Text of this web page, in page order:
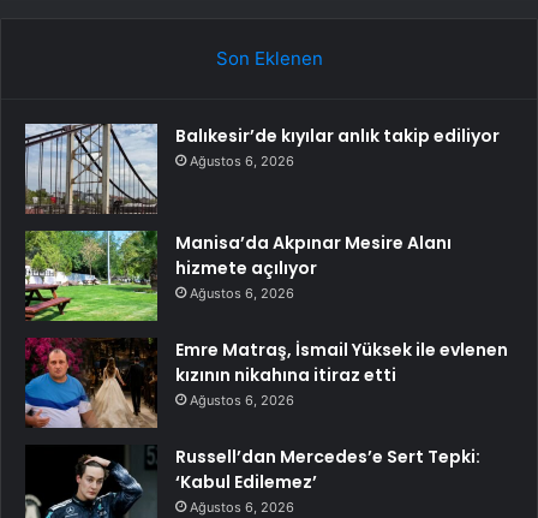
Son Eklenen
Balıkesir’de kıyılar anlık takip ediliyor
Ağustos 6, 2026
Manisa’da Akpınar Mesire Alanı
hizmete açılıyor
Ağustos 6, 2026
Emre Matraş, İsmail Yüksek ile evlenen
kızının nikahına itiraz etti
Ağustos 6, 2026
Russell’dan Mercedes’e Sert Tepki:
‘Kabul Edilemez’
Ağustos 6, 2026